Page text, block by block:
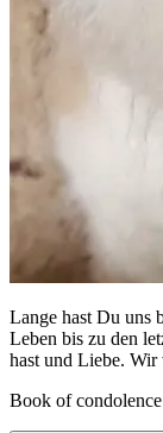
Lange hast Du uns
Leben bis zu den
hast und Liebe. Wir
Book of condolence